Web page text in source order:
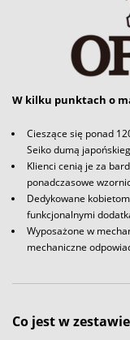
W kilku punktach o
Cieszące się ponad
Seiko dumą
Klienci cenią je za
ponadczasowe
Dedykowane
funkcjonalnymi
Wyposażone w
mechaniczne
Co jest w